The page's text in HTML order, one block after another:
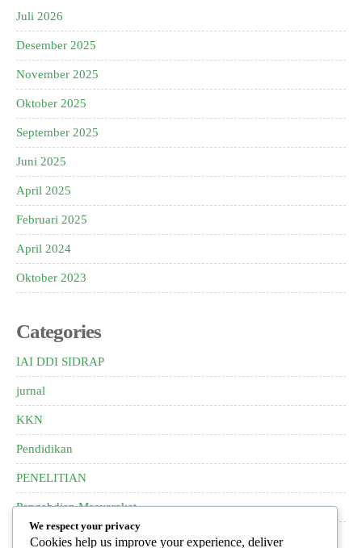
Juli 2026
Desember 2025
November 2025
Oktober 2025
September 2025
Juni 2025
April 2025
Februari 2025
April 2024
Oktober 2023
Categories
IAI DDI SIDRAP
jurnal
KKN
Pendidikan
PENELITIAN
Pengabdian Masyarakat
pkm
We respect your privacy
Cookies help us improve your experience, deliver